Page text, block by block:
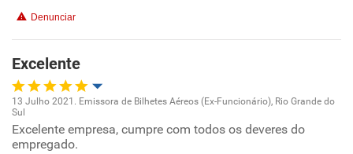
Benefícios
Recomenda esta empresa
Não recomenda a diretoria
Denunciar
Excelente
13 Julho 2021. Emissora de Bilhetes Aéreos (Ex-Funcionário), Rio Grande do
Sul
Excelente empresa, cumpre com todos os deveres do
empregado.